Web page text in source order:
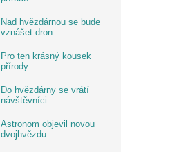
Nad hvězdárnou se bude
vznášet dron
Pro ten krásný kousek
přírody...
Do hvězdárny se vrátí
návštěvníci
Astronom objevil novou
dvojhvězdu